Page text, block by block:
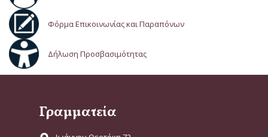
Φόρμα Επικοινωνίας και Παραπόνων
Δήλωση Προσβασιμότητας
Γραμματεία